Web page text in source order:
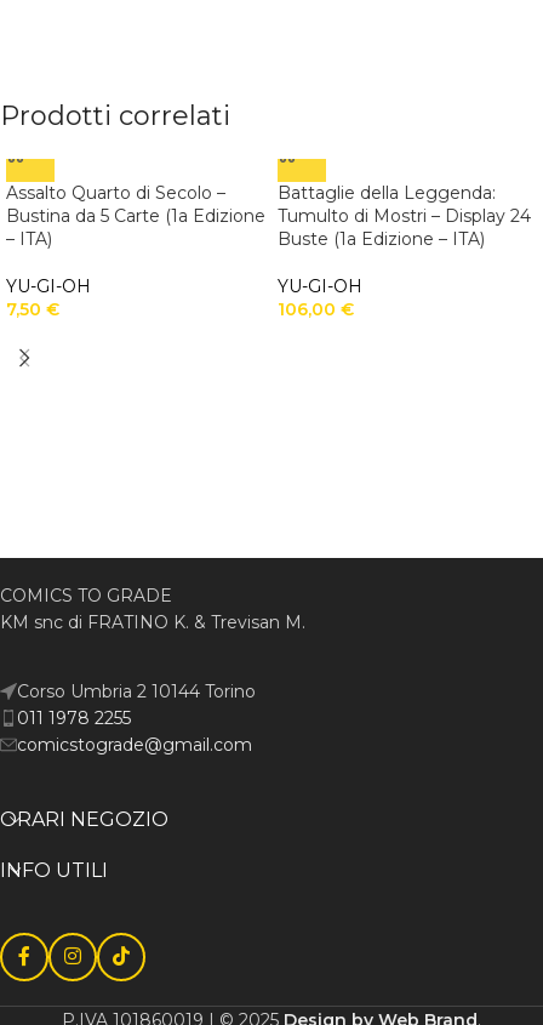
Prodotti correlati
Assalto Quarto di Secolo –
Bustina da 5 Carte (1a Edizione
– ITA)
YU-GI-OH
7,50 €
Battaglie della Leggenda:
Tumulto di Mostri – Display 24
Buste (1a Edizione – ITA)
YU-GI-OH
106,00 €
COMICS TO GRADE
KM snc di FRATINO K. & Trevisan M.
Corso Umbria 2 10144 Torino
011 1978 2255
comicstograde@gmail.com
ORARI NEGOZIO
INFO UTILI
P.IVA 101860019 | © 2025 Design by Web Brand.